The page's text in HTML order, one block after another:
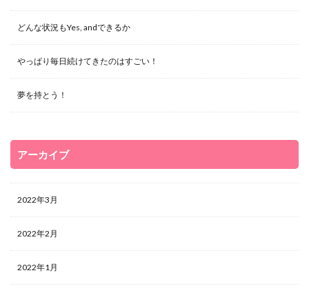
どんな状況もYes, andできるか
やっぱり毎日続けてきたのはすごい！
夢を持とう！
アーカイブ
2022年3月
2022年2月
2022年1月